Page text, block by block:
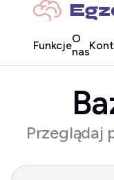
FunkcjeO
nas
Przeglądaj